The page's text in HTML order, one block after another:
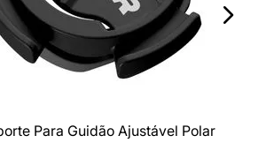
Para Guidão Ajustável Polar